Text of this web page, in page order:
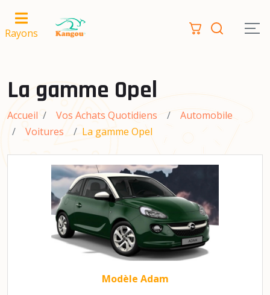
Rayons
La gamme Opel
Accueil Vos Achats Quotidiens
Automobile
Voitures
La gamme Opel
Modèle Adam